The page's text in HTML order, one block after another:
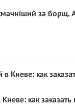
за борщ.
Киеве: как